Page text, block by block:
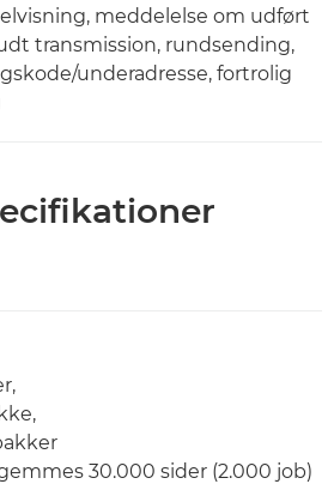
meddelelse om udført
transmission, rundsending,
underadresse, fortrolig
30.000 sider (2.000 job)